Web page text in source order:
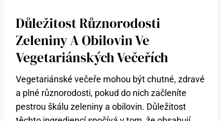
Důležitost Různorodosti
Zeleniny A Obilovin Ve
Vegetariánských Večeřích
Vegetariánské večeře mohou být chutné, zdravé
a plné různorodosti, pokud do nich začleníte
pestrou škálu zeleniny a obilovin. Důležitost